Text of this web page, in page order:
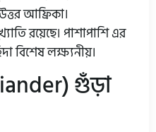
আফ্রিকা।
রয়েছে। পাশাপাশি এর
বিশেষ লক্ষ্যনীয়।
গুঁড়া